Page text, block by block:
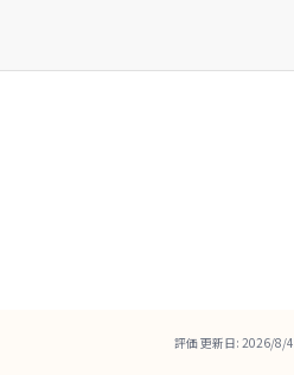
評価 更新日: 2026/8/4